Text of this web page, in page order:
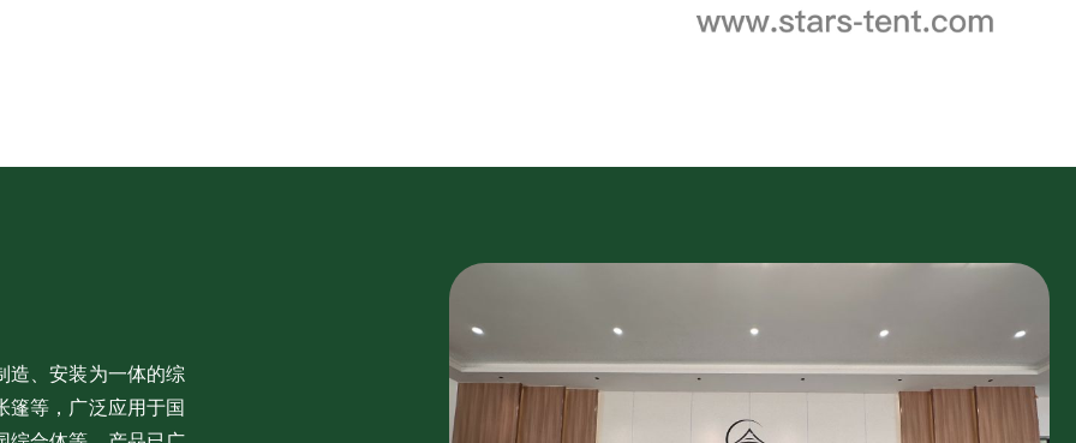
造、安装为一体的综
篷等，广泛应用于国